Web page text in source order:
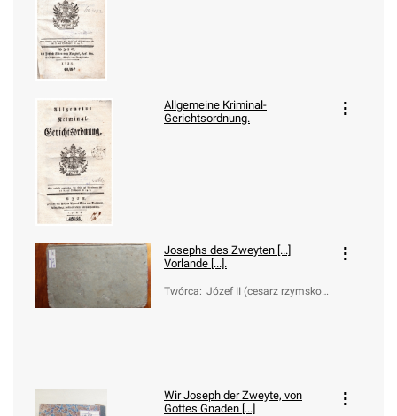
Allgemeine Kriminal-
Gerichtsordnung.
Josephs des Zweyten [...]
Vorlande [...].
Twórca: Józef II (cesarz rzymsko-n
Wir Joseph der Zweyte, von
Gottes Gnaden [...]